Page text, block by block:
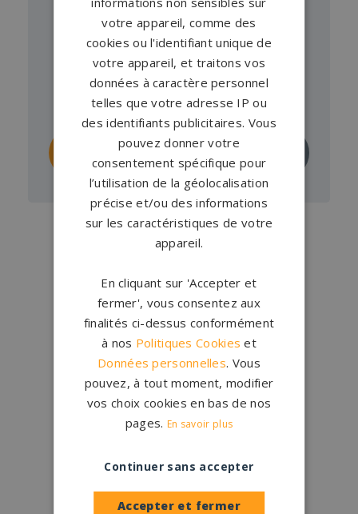
Pierre tombale GPG 343 –
Collection GPG & Cordeiro
À partir de4 713 € en Labrador Bleu HQ ,
Tarn Saint-Salvy
Personnaliser
ce monument
Demander un
devis
Conceptionfrançaise
Qui sommes-nous ?
Créationssur-mesure
Configurateur
en France
Nos partenaires
votre appareil, comme des
cookies ou l'identifiant unique de
votre appareil, et traitons vos
données à caractère personnel
telles que votre adresse IP ou
des identifiants publicitaires. Vous
pouvez donner votre
consentement spécifique pour
l’utilisation de la géolocalisation
précise et/ou des informations
sur les caractéristiques de votre
appareil.
En cliquant sur 'Accepter et
fermer', vous consentez aux
finalités ci-dessus conformément
à nos Politiques Cookies et
Données personnelles. Vous
pouvez, à tout moment, modifier
vos choix cookies en bas de nos
pages. En savoir plus
Accepter et fermer
Continuer sans accepter